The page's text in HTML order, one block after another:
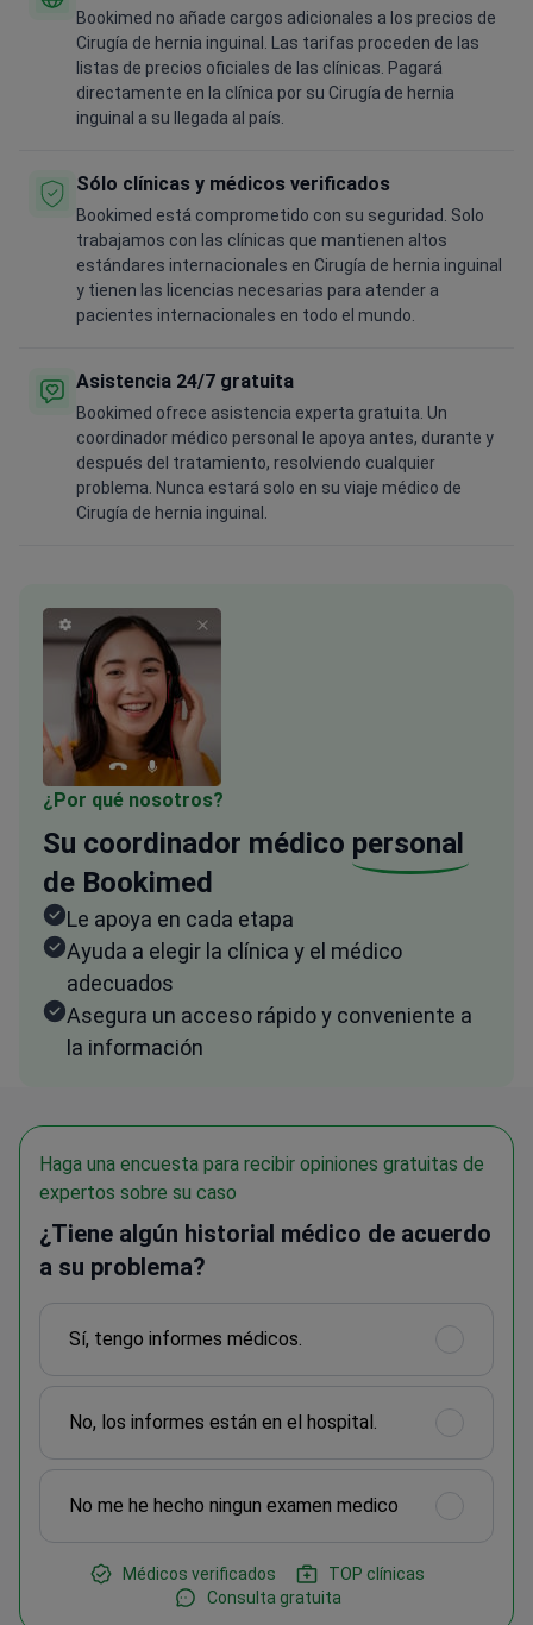
Bookimed no añade cargos adicionales a los precios de
Cirugía de hernia inguinal. Las tarifas proceden de las
listas de precios oficiales de las clínicas. Pagará
directamente en la clínica por su Cirugía de hernia
inguinal a su llegada al país.
Sólo clínicas y médicos verificados
Bookimed está comprometido con su seguridad. Solo
trabajamos con las clínicas que mantienen altos
estándares internacionales en Cirugía de hernia inguinal
y tienen las licencias necesarias para atender a
pacientes internacionales en todo el mundo.
Asistencia 24/7 gratuita
Bookimed ofrece asistencia experta gratuita. Un
coordinador médico personal le apoya antes, durante y
después del tratamiento, resolviendo cualquier
problema. Nunca estará solo en su viaje médico de
Cirugía de hernia inguinal.
¿Por qué nosotros?
Su coordinador médico personal
de Bookimed
Le apoya en cada etapa
Ayuda a elegir la clínica y el médico
adecuados
Asegura un acceso rápido y conveniente a
la información
Haga una encuesta para recibir opiniones gratuitas de
expertos sobre su caso
¿Tiene algún historial médico de acuerdo
a su problema?
Sí, tengo informes médicos.
No, los informes están en el hospital.
No me he hecho ningun examen medico
Médicos verificados
TOP clínicas
Consulta gratuita